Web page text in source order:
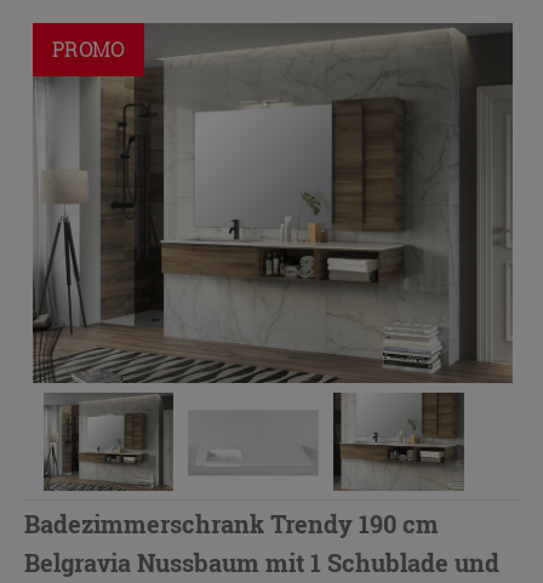
PROMO
Badezimmerschrank Trendy 190 cm
Belgravia Nussbaum mit 1 Schublade und